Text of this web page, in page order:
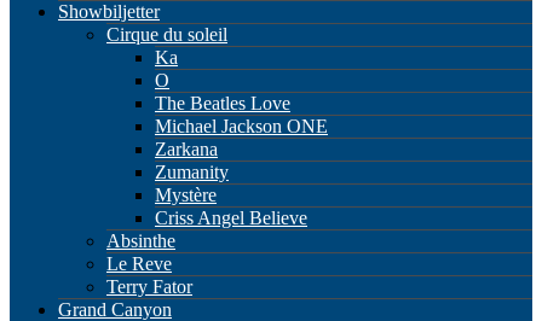
Showbiljetter
Cirque du soleil
Ka
O
The Beatles Love
Michael Jackson ONE
Zarkana
Zumanity
Mystère
Criss Angel Believe
Absinthe
Le Reve
Terry Fator
Grand Canyon